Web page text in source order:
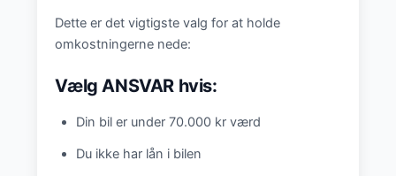
Dette er det vigtigste valg for at holde
omkostningerne nede:
Vælg ANSVAR hvis:
Din bil er under 70.000 kr værd
Du ikke har lån i bilen